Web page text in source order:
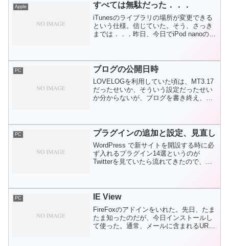
Apple すべては無駄だった．．．
iTunesのライブラリの場所が変更できる
という仕様。信じていた。そう、さっき
までは．．．昨日、今日でiPod nanoの曲
PC ブログの公開日時
LOVELOGを利用していた頃は、MT3.17
だったせいか、そういう設定だったせい
か分からないが、ブログを書き終え、公
と、公開日という欄がデフォルトで表示
されてい...
PC プラグインの追加と設定、見直し
WordPress で新サイトを開設する時に必
ず入れるプラグイン14選というのが
Twitterを見ていたら流れてきたので、参
た。全部ではない。そして、同時に、既
にインス...
PC IE View
FireFoxのアドインをいれた。先日、たま
たま知ったのだが、今日インストールし
て使った。通常、メールに含まれるURL